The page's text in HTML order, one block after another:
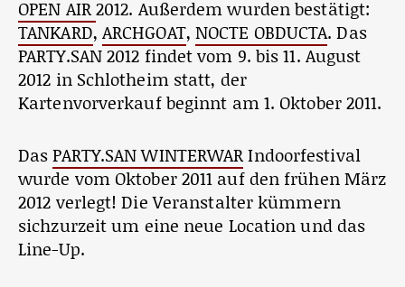
OPEN AIR2012. Außerdem wurden bestätigt:
TANKARD, ARCHGOAT, NOCTE OBDUCTA. Das
PARTY.SAN 2012 findet vom 9. bis 11. August
2012 in Schlotheim statt, der
Kartenvorverkauf beginnt am 1. Oktober 2011.
DasPARTY.SAN WINTERWARIndoorfestival
wurde vom Oktober 2011 auf den frühen März
2012 verlegt! Die Veranstalter kümmern
sichzurzeit um eine neue Location und das
Line-Up.